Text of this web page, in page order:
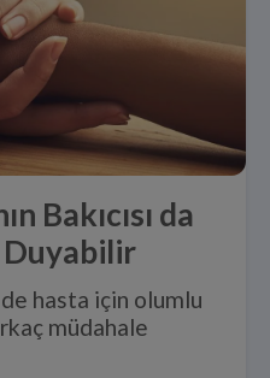
Bakıcısı da
Duyabilir
hasta için olumlu
müdahale